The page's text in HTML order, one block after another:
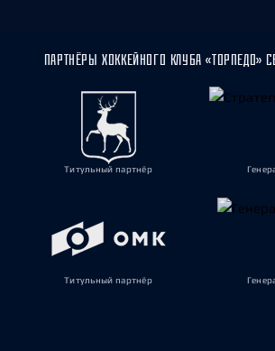
ПАРТНЁРЫ ХОККЕЙНОГО КЛУБА «ТОРПЕДО»
Титульный партнёр
Титульный партнёр